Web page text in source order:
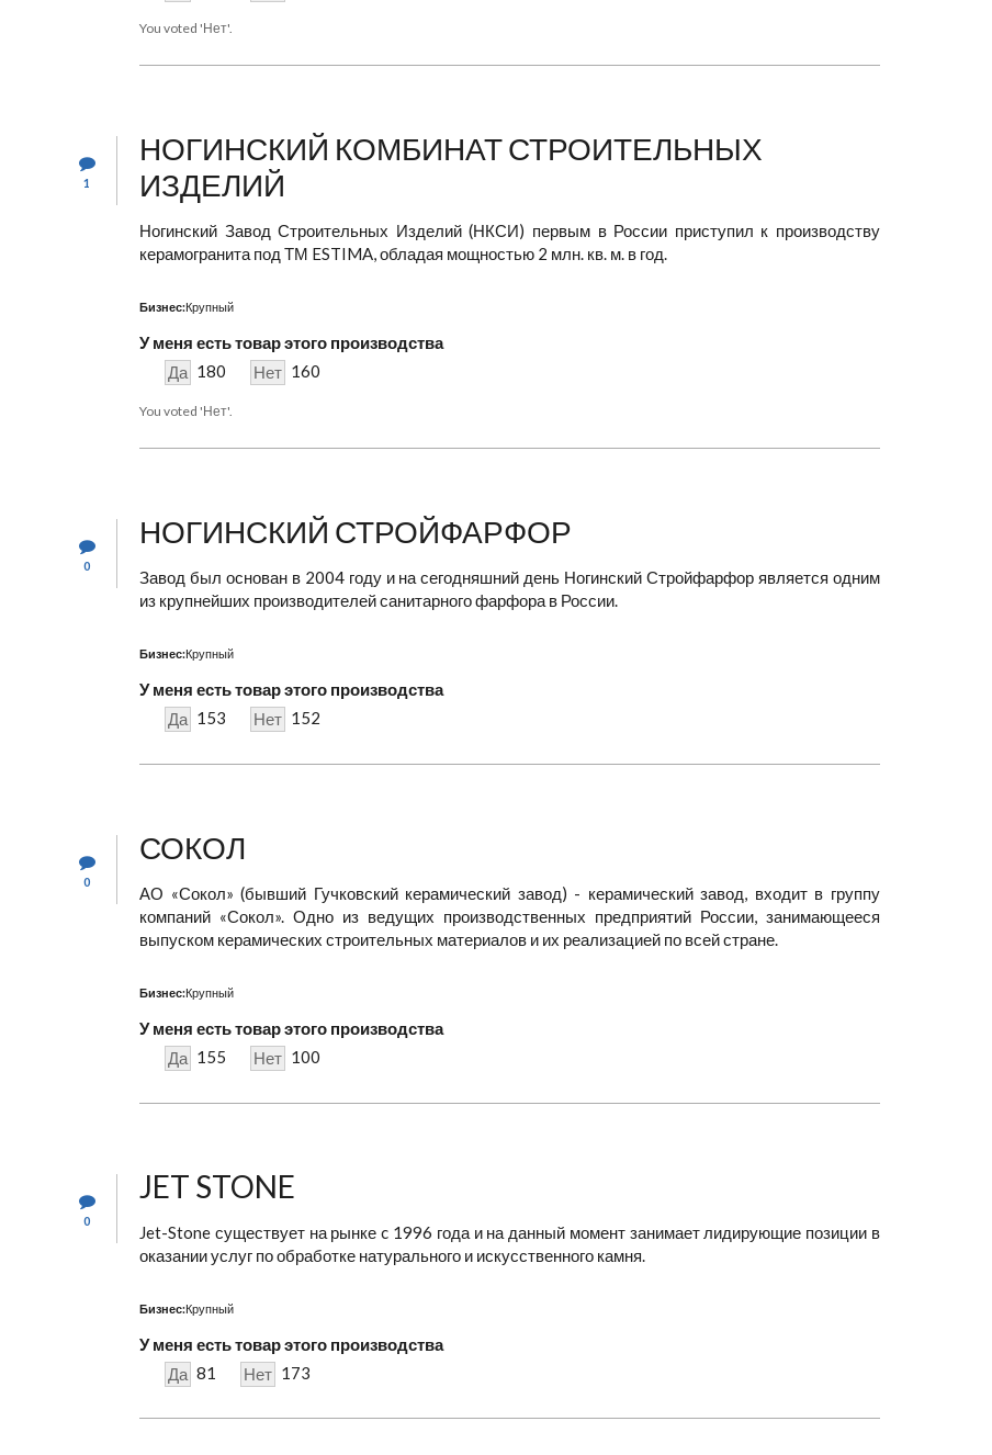
You voted 'Нет'.
1
НОГИНСКИЙ КОМБИНАТ СТРОИТЕЛЬНЫХ
ИЗДЕЛИЙ
Ногинский Завод Строительных Изделий (НКСИ) первым в России приступил к производству
керамогранита под ТМ ESTIMA, обладая мощностью 2 млн. кв. м. в год.
Бизнес:Крупный
У меня есть товар этого производства
Да 180 Нет 160
You voted 'Нет'.
0
НОГИНСКИЙ СТРОЙФАРФОР
Завод был основан в 2004 году и на сегодняшний день Ногинский Стройфарфор является одним
из крупнейших производителей санитарного фарфора в России.
Бизнес:Крупный
У меня есть товар этого производства
Да 153 Нет 152
0
СОКОЛ
АО «Сокол» (бывший Гучковский керамический завод) - керамический завод, входит в группу
компаний «Сокол». Одно из ведущих производственных предприятий России, занимающееся
выпуском керамических строительных материалов и их реализацией по всей стране.
Бизнес:Крупный
У меня есть товар этого производства
Да 155 Нет 100
0
JET STONE
Jet-Stone существует на рынке c 1996 года и на данный момент занимает лидирующие позиции в
оказании услуг по обработке натурального и искусственного камня.
Бизнес:Крупный
У меня есть товар этого производства
Да 81 Нет 173